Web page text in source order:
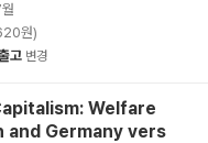
원)
고 변경
Welfare
and Germany vers